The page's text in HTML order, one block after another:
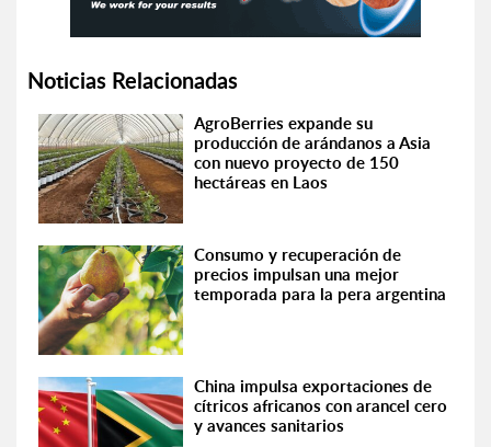
Noticias Relacionadas
AgroBerries expande su
producción de arándanos a Asia
con nuevo proyecto de 150
hectáreas en Laos
Consumo y recuperación de
precios impulsan una mejor
temporada para la pera argentina
China impulsa exportaciones de
cítricos africanos con arancel cero
y avances sanitarios